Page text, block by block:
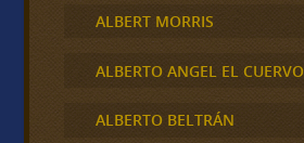
ALBERT MORRIS
ALBERTO ANGEL EL CUERVO
ALBERTO BELTRÁN